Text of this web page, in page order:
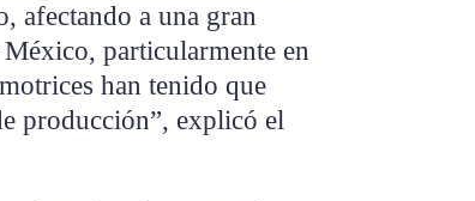
afectando a una gran
particularmente en
han tenido que
producción”, explicó el